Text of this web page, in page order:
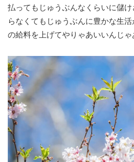
払ってもじゅうぶんなくらいに儲
らなくてもじゅうぶんに豊かな生
の給料を上げてやりゃあいいんじゃ